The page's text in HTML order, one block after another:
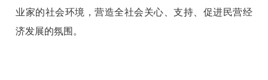
业家的社会环境，营造全社会关心、支持、促进民营经
济发展的氛围。